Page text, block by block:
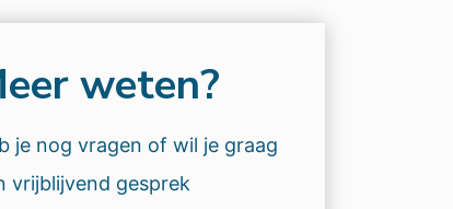
weten?
je nog vragen of wil je graag
vrijblijvend gesprek